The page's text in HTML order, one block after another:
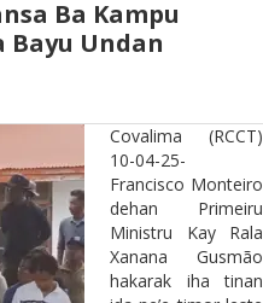
Ba Kampu
Bayu Undan
Covalima (RCCT)
10-04-25-
Francisco Monteiro
dehan Primeiru
Ministru Kay Rala
Xanana Gusmão
hakarak iha tinan